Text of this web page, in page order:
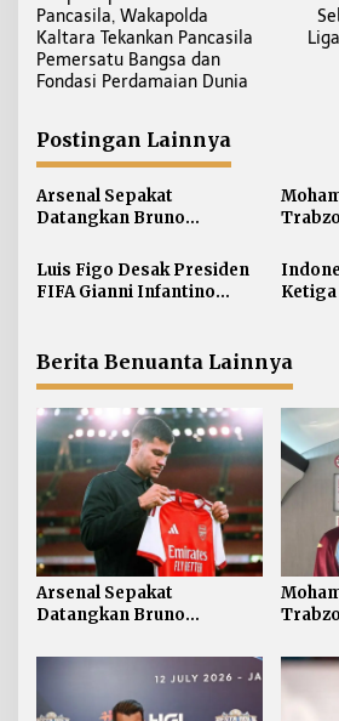
v
i
g
s
p
s
Pancasila, Wakapolda
Kaltara Tekankan Pancasila
Pemersatu Bangsa dan
Fondasi Perdamaian Dunia
Postingan Lainnya
Arsenal Sepakat
Datangkan Bruno
Luis Figo Desak Presiden
FIFA Gianni Infantino
Ketiga
Berita Benuanta Lainnya
Arsenal Sepakat
Datangkan Bruno